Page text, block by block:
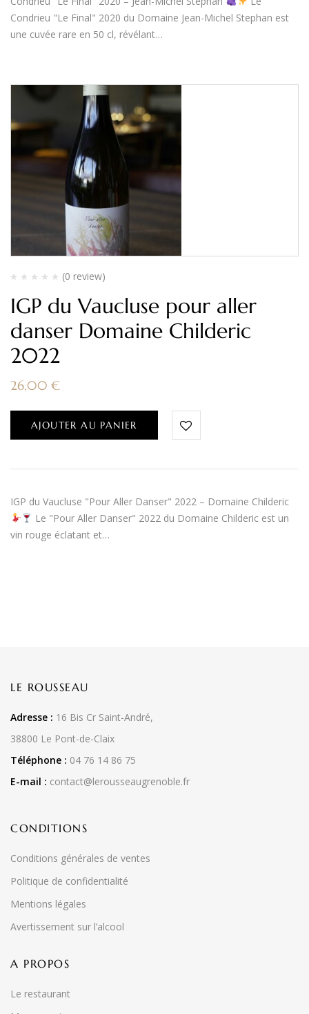
Condrieu "Le Final" 2020 du Domaine Jean-Michel Stephan est
une cuvée rare en 50 cl, révélant…
(0 review)
IGP du Vaucluse pour aller
danser Domaine Childeric
2022
26,00 €
AJOUTER AU PANIER
IGP du Vaucluse "Pour Aller Danser" 2022 – Domaine Childeric
Le "Pour Aller Danser" 2022 du Domaine Childeric est un
vin rouge éclatant et…
LE ROUSSEAU
Adresse : 16 Bis Cr Saint-André,
38800 Le Pont-de-Claix
Téléphone : 04 76 14 86 75
E-mail : contact@lerousseaugrenoble.fr
CONDITIONS
Conditions générales de ventes
Politique de confidentialité
Mentions légales
Avertissement sur l’alcool
A PROPOS
Le restaurant